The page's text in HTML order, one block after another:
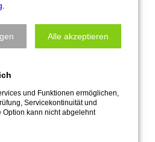
.
Alle akzeptieren
und Funktionen ermöglichen,
Servicekontinuität und
Option kann nicht abgelehnt